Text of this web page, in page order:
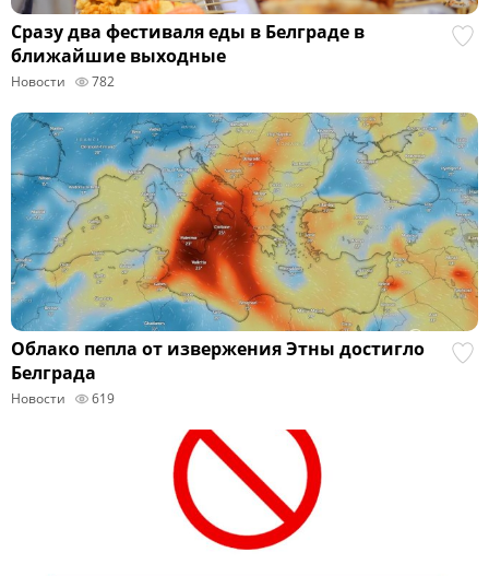
Сразу два фестиваля еды в Белграде в
ближайшие выходные
Новости 782
Облако пепла от извержения Этны достигло
Белграда
Новости 619